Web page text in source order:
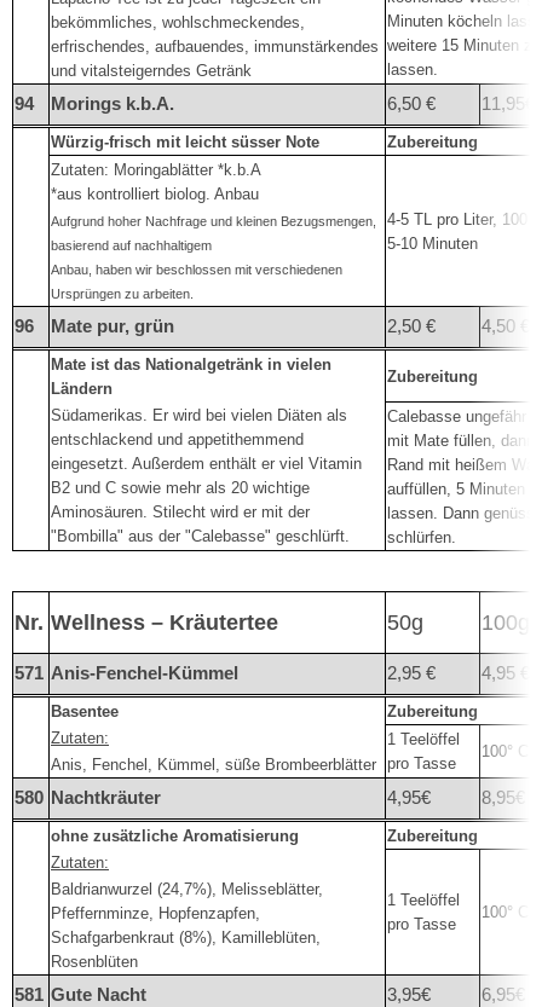
Minuten köcheln
weitere 15 Minuten
lassen.
bekömmliches, wohlschmeckendes,
erfrischendes, aufbauendes, immunstärkendes
und vitalsteigerndes Getränk
94 Morings k.b.A. 6,50 € 11,95€
Würzig-frisch mit leicht süsser Note
Zubereitung
Zutaten: Moringablätter *k.b.A
*aus kontrolliert biolog. Anbau
4-5 TL pro Liter, 100
5-10 Minuten
Aufgrund hoher Nachfrage und kleinen Bezugsmengen,
basierend auf nachhaltigem
Anbau, haben wir beschlossen mit verschiedenen
Ursprüngen zu arbeiten.
96 Mate pur, grün 2,50 € 4,50 €
Mate ist das Nationalgetränk in vielen
Ländern
Zubereitung
Südamerikas. Er wird bei vielen Diäten als
entschlackend und appetithemmend
eingesetzt. Außerdem enthält er viel Vitamin
B2 und C sowie mehr als 20 wichtige
Aminosäuren. Stilecht wird er mit der
"Bombilla" aus der "Calebasse" geschlürft.
Calebasse ungefähr
mit Mate füllen, dann
Rand mit heißem
auffüllen, 5 Minuten
lassen. Dann
schlürfen.
Nr. Wellness – Kräutertee 50g 100g
571 Anis-Fenchel-Kümmel 2,95 € 4,95 €
Basentee
Zubereitung
Zutaten:
1 Teelöffel
pro Tasse
100° C
Anis, Fenchel, Kümmel, süße Brombeerblätter
580 Nachtkräuter 4,95€ 8,95€
ohne zusätzliche Aromatisierung
Zubereitung
Zutaten:
1 Teelöffel
pro Tasse
100° C
Baldrianwurzel (24,7%), Melisseblätter,
Pfeffernminze, Hopfenzapfen,
Schafgarbenkraut (8%), Kamilleblüten,
Rosenblüten
581 Gute Nacht 3,95€ 6,95€